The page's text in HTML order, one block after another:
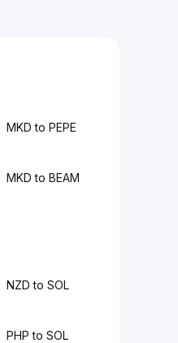
MKD to PEPE
MKD to BEAM
NZD to SOL
PHP to SOL